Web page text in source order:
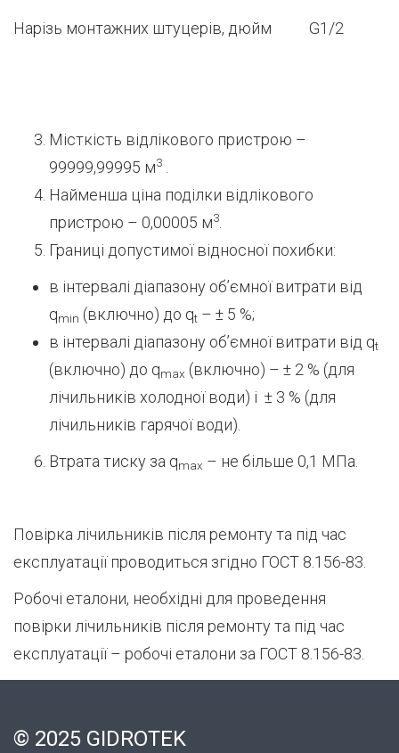
Нарізь монтажних штуцерів, дюйм G1/2
Місткість відлікового пристрою –
99999,99995 м3
Найменша ціна поділки відлікового
пристрою – 0,00005 м3
Границі допустимої відносної похибки:
в інтервалі діапазону об’ємної витрати від
qmin (включно) до qt – ± 5 %;
в інтервалі діапазону об’ємної витрати від qt
(включно) до qmax (включно) – ± 2 % (для
лічильників холодної води) і ± 3 % (для
лічильників гарячої води).
Втрата тиску за qmax – не більше 0,1 МПа.
Повірка лічильників після ремонту та під час
експлуатації проводиться згідно ГОСТ 8.156-83.
Робочі еталони, необхідні для проведення
повірки лічильників після ремонту та під час
експлуатації – робочі еталони за ГОСТ 8.156-83.
© 2025 GIDROTEK